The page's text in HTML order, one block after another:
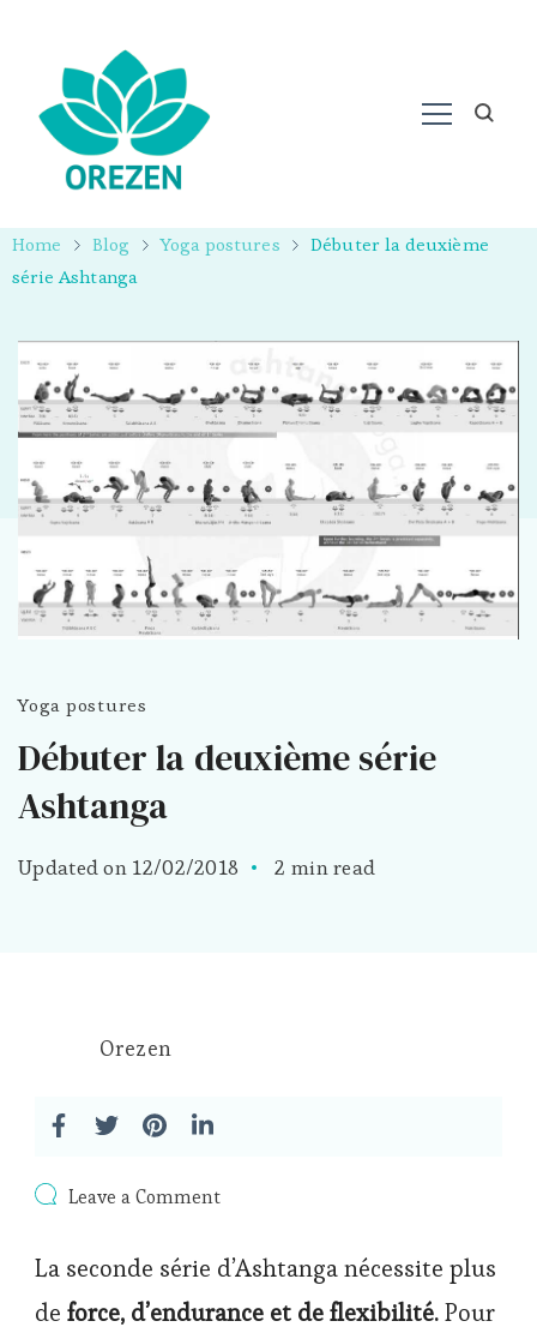
Home Blog Yoga postures
Débuter la deuxième
série Ashtanga
Yoga postures
Débuter la deuxième série
Ashtanga
Updated on 12/02/2018 2 min read
Orezen
Leave a Commenton
deuxième
Ashtanga
La seconde série d’Ashtanga nécessite plus
de force, d’endurance et de flexibilité.Pour